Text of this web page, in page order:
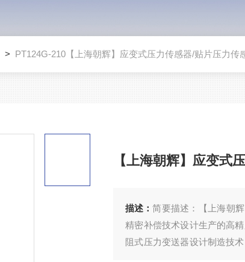
> PT124G-210【上海朝辉】应变式压力传感器/贴片压力传
【上海朝辉】应变式
描述：简要描述：【上海朝
精密补偿技术设计生产的高
阻式压力变送器设计制造技